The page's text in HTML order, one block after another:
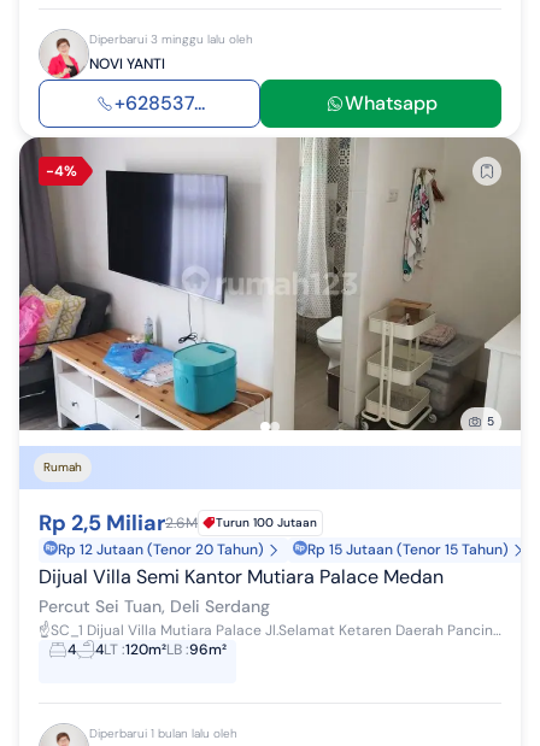
Diperbarui 3 minggu lalu oleh
NOVI YANTI
+628537... Whatsapp
5
-4%
Rumah
Rp 2,5 Miliar2.6M Turun 100 Jutaan
Rp 12 Jutaan (Tenor 20 Tahun) Rp 15 Jutaan (Tenor 15 Tahun)
Dijual Villa Semi Kantor Mutiara Palace Medan
Percut Sei Tuan, Deli Serdang
☝️SC_1 Dijual Villa Mutiara Palace Jl.Selamat Ketaren Daerah Pancing / Jl.William Iskandar LT : 6 x 20 LB : 6 x 16 Siap Huni 3 1/2 lantai K...
4
4LT:120m²LB:96m²
Diperbarui 1 bulan lalu oleh